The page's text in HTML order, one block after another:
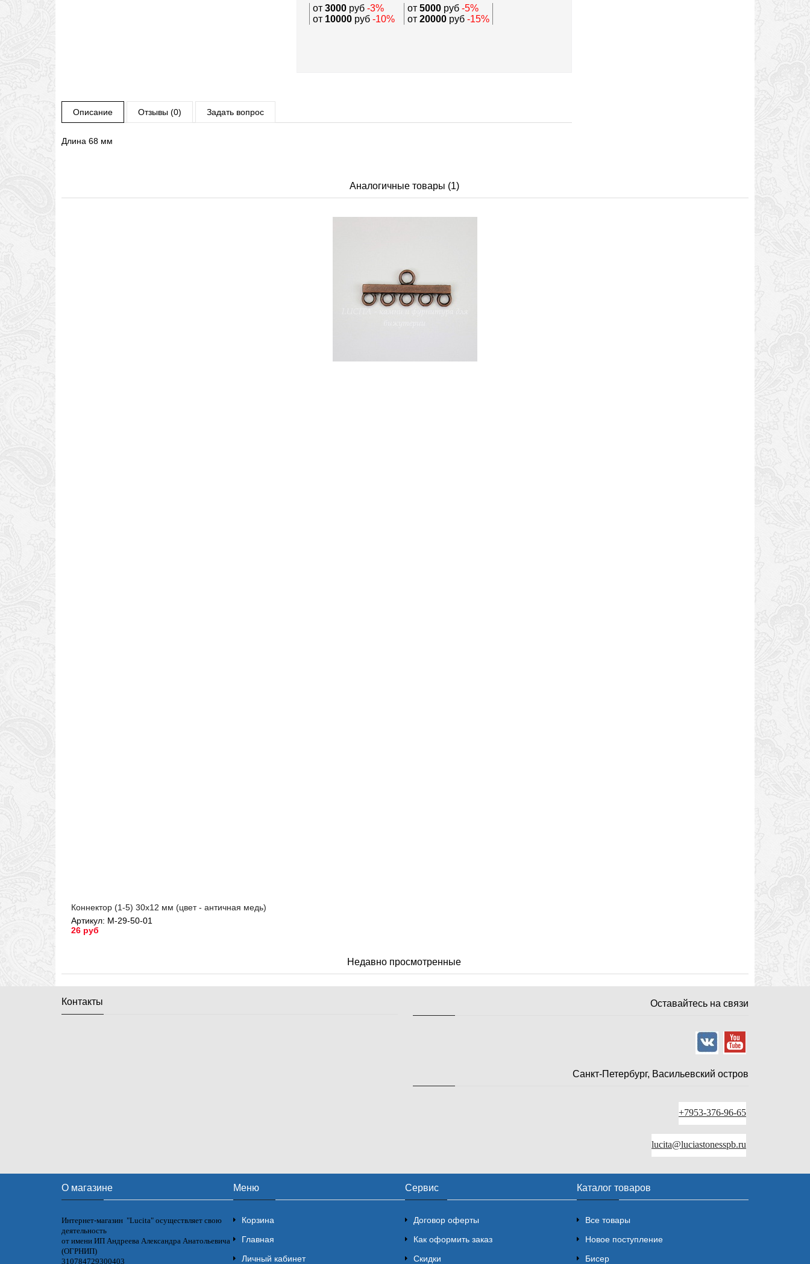
от3000руб -3% от 5000руб-5%
от 10000руб -10% от 20000руб -15%
Описание Отзывы (0) Задать вопрос
Длина 68 мм
Аналогичные товары (1)
Коннектор (1-5) 30х12 мм (цвет - античная медь)
Артикул: М-29-50-01
26 руб
Недавно просмотренные
Контакты Оставайтесь на связи
Санкт-Петербург, Васильевский остров
+7953-376-96-65
lucita@luciastonesspb.ru
О магазине
Интернет-магазин "Lucita" осуществляет свою
деятельность
от имени ИП Андреева Александра Анатольевича
(ОГРНИП)
310784729300403
Меню
Корзина
Главная
Личный кабинет
Сервис
Договор оферты
Как оформить заказ
Скидки
Каталог товаров
Все товары
Новое поступление
Бисер